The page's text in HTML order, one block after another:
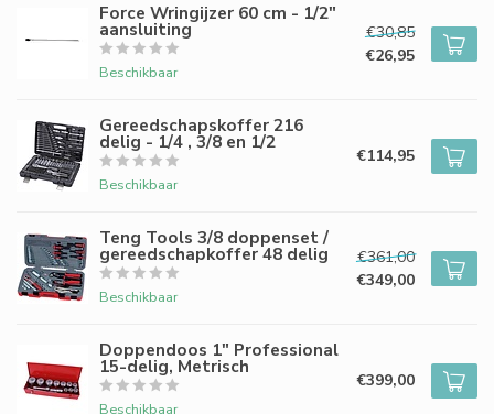
Force Wringijzer 60 cm - 1/2"
aansluiting
Beschikbaar
€30,85
€26,95
Gereedschapskoffer 216
delig - 1/4 , 3/8 en 1/2
Beschikbaar
€114,95
Teng Tools 3/8 doppenset /
gereedschapkoffer 48 delig
Beschikbaar
€361,00
€349,00
Doppendoos 1" Professional
15-delig, Metrisch
Beschikbaar
€399,00